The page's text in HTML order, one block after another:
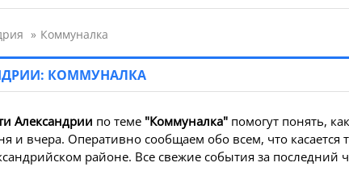
» Коммуналка
КОММУНАЛКА
Александрии по теме "Коммуналка" помогут понять,
и вчера. Оперативно сообщаем обо всем, что
районе. Все свежие события за последний